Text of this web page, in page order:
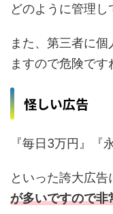
どのように管理し
また、第三者に
ますので危険です
怪しい広告
『毎日3万円』『
といった誇大広告
が多いですので非